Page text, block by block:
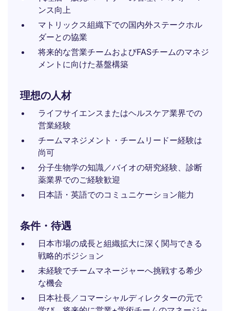
ンス向上
マトリックス組織下での国内外ステークホル
ダーとの協業
将来的な営業チームおよびFASチームのマネジ
メントに向けた基盤構築
理想の人材
ライフサイエンスまたはヘルスケア業界での
営業経験
チームマネジメント・チームリードー経験は
尚可
分子生物学の知識／バイオの研究経験、診断
薬業界でのご経験歓迎
日本語・英語でのコミュニケーション能力
条件・待遇
日本市場の成長と組織拡大に深く関与できる
戦略的ポジション
未経験でチームマネージャーへ挑戦する希少
な機会
日本社長／コマーシャルディレクターの元で